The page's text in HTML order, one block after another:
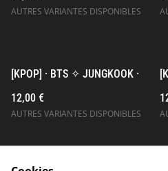
AUTRES VARIANTES DISPONIBLES
[KPOP] · BTS ✧ JUNGKOOK ·
12,00 €
AUTRES VARIANTES DISPONIBLES